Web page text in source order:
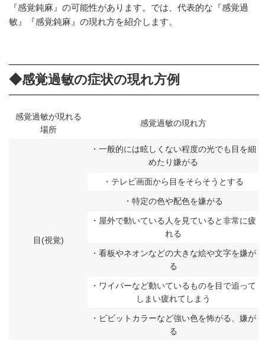
『感覚鈍麻』の可能性があります。では、代表的な『感覚過
敏』『感覚鈍麻』の現れ方を紹介します。
◆感覚過敏の症状の現れ方例
感覚過敏が現れる
場所
感覚過敏の現れ方
目(視覚)
・一般的には眩しくない程度の光でも目を細
めたり嫌がる
・テレビ画面から目をそらそうとする
・特定の色や配色を嫌がる
・屋外で動いている人を見ていると非常に疲
れる
・看板やネオンなどの大きな絵や文字を嫌が
る
・ワイパーなど動いているものを目で追って
しまい疲れてしまう
・ビビットカラーなど強い色を怖がる、嫌が
る